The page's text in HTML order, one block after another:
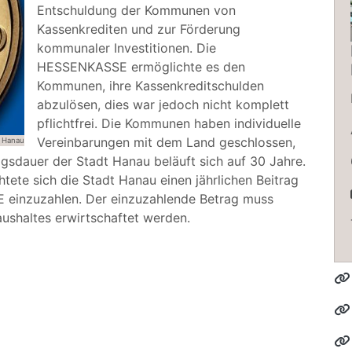
Entschuldung der Kommunen von
Kassenkrediten und zur Förderung
kommunaler Investitionen. Die
HESSENKASSE ermöglichte es den
Kommunen, ihre Kassenkreditschulden
abzulösen, dies war jedoch nicht komplett
pflichtfrei. Die Kommunen haben individuelle
Vereinbarungen mit dem Land geschlossen,
der Stadt Hanau beläuft sich auf 30 Jahre.
sich die Stadt Hanau einen jährlichen Beitrag
einzuzahlen. Der einzuzahlende Betrag muss
erwirtschaftet werden.